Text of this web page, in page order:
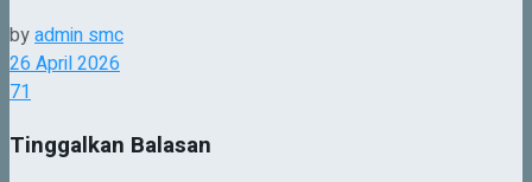
byadmin smc
26 April 2026
71
Tinggalkan Balasan